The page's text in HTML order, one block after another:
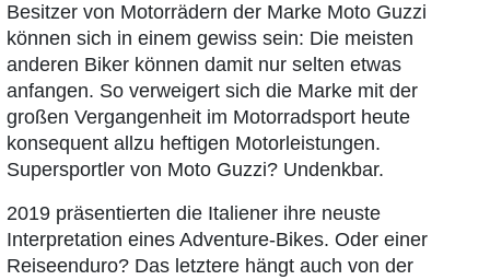
Besitzer von Motorrädern der Marke Moto Guzzi
können sich in einem gewiss sein: Die meisten
anderen Biker können damit nur selten etwas
anfangen. So verweigert sich die Marke mit der
großen Vergangenheit im Motorradsport heute
konsequent allzu heftigen Motorleistungen.
Supersportler von Moto Guzzi? Undenkbar.
2019 präsentierten die Italiener ihre neuste
Interpretation eines Adventure-Bikes. Oder einer
Reiseenduro? Das letztere hängt auch von der